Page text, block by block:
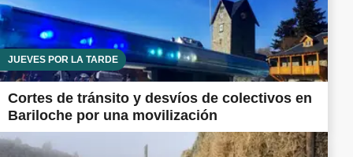
JUEVES POR LA TARDE
Cortes de tránsito y desvíos de colectivos en
Bariloche por una movilización